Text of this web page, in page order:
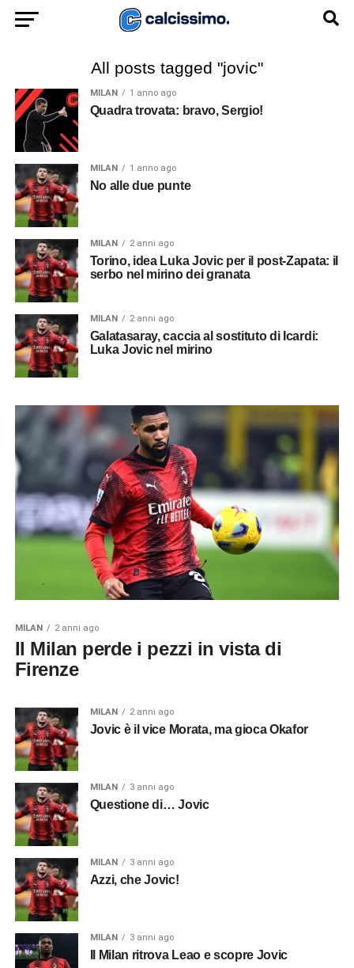
All posts tagged "jovic"
MILAN 1 anno ago
Quadra trovata: bravo, Sergio!
MILAN 1 anno ago
No alle due punte
MILAN 2 anni ago
Torino, idea Luka Jovic per il post-Zapata: il
serbo nel mirino dei granata
MILAN 2 anni ago
Galatasaray, caccia al sostituto di Icardi:
Luka Jovic nel mirino
MILAN 2 anni ago
Il Milan perde i pezzi in vista di
Firenze
MILAN 2 anni ago
Jovic è il vice Morata, ma gioca Okafor
MILAN 3 anni ago
Questione di… Jovic
MILAN 3 anni ago
Azzi, che Jovic!
MILAN 3 anni ago
Il Milan ritrova Leao e scopre Jovic